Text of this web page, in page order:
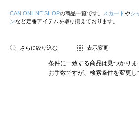
CAN ONLINE SHOPの商品一覧です。 スカート やシ
ンなど定番アイテムを取り揃えております。
さらに絞り込む 表示変更
条件に一致する商品は見つかりま
お手数ですが、検索条件を変更し